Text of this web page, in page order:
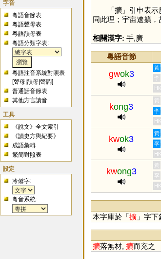
字音
粵語音節表
粵語聲母表
粵語韻母表
粵語分類字表:
粵語注音系統對照表
[聲母 |韻母 |聲調]
普通話音節表
其他方言讀音
工具
《說文》全文索引
《讀史方輿紀要》
成語彙輯
繁簡對照表
設定
冷僻字:
粵音系統:
「 擴」引申表示
同此理；宇宙遼擴，
相關漢字: 手,廣
粵語音節
gwok3
黃
李
kong3
黃
李
kwok3
黃
李
kwong3
黃
李
本字庫於「擴」字下
擴落無材, 擴而充之